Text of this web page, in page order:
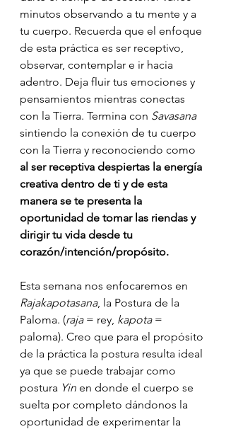
minutos observando a tu mente y a
tu cuerpo. Recuerda que el enfoque
de esta práctica es ser receptivo,
observar, contemplar e ir hacia
adentro. Deja fluir tus emociones y
pensamientos mientras conectas
con la Tierra. Termina con Savasana
sintiendo la conexión de tu cuerpo
con la Tierra y reconociendo como
al ser receptiva despiertas la energía
creativa dentro de ti y de esta
manera se te presenta la
oportunidad de tomar las riendas y
dirigir tu vida desde tu
corazón/intención/propósito.
Esta semana nos enfocaremos en
Rajakapotasana, la Postura de la
Paloma. (raja = rey, kapota =
paloma). Creo que para el propósito
de la práctica la postura resulta ideal
ya que se puede trabajar como
postura Yin en donde el cuerpo se
suelta por completo dándonos la
oportunidad de experimentar la